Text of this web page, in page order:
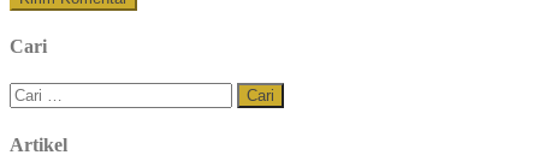
Cari
Cari
untuk:
Artikel